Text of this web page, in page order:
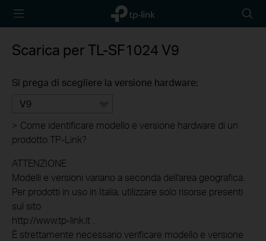
TP-Link,
Reliably
icon
Scarica perTL-SF1024 V9
Si prega di scegliere la versione hardware:
V9
> Come identificare modello e versione hardware di un
prodotto TP-Link?
ATTENZIONE
Modelli e versioni variano a seconda dell'area geografica.
Per prodotti in uso in Italia, utilizzare solo risorse presenti
sul sito
http://www.tp-link.it .
È strettamente necessario verificare modello e versione